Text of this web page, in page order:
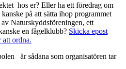
hos er? Eller ha ett föredrag om
på att sätta ihop programmet
Naturskyddsföreningen, ett
en fågelklubb? Skicka epost
att ordna.
är sådana som organisatören tar